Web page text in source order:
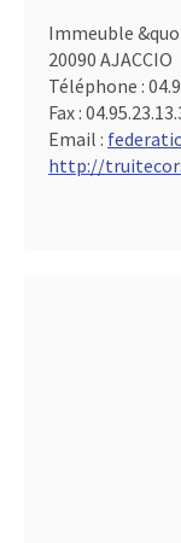
Immeuble
20090 AJACCIO
Téléphone :
Fax :
Email :
http://